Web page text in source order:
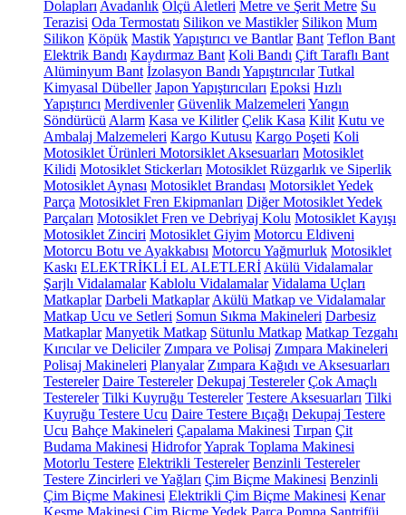
Dolapları Avadanlık Ölçü Aletleri Metre ve Şerit Metre Su
Terazisi Oda Termostatı Silikon ve Mastikler Silikon Mum
Silikon Köpük MastikYapıştırıcı ve Bantlar Bant Teflon Bant
Elektrik Bandı Kaydırmaz Bant Koli Bandı Çift Taraflı Bant
Alüminyum Bant İzolasyon Bandı Yapıştırıcılar Tutkal
Kimyasal Dübeller Japon Yapıştırıcıları Epoksi Hızlı
Yapıştırıcı Merdivenler Güvenlik Malzemeleri Yangın
Söndürücü Alarm Kasa ve Kilitler Çelik Kasa Kilit Kutu ve
Ambalaj Malzemeleri Kargo Kutusu Kargo Poşeti Koli
Motosiklet Ürünleri Motorsiklet Aksesuarları Motosiklet
Kilidi Motosiklet Stickerları Motosiklet Rüzgarlık ve Siperlik
Motosiklet Aynası Motosiklet Brandası Motorsiklet Yedek
Parça Motosiklet Fren Ekipmanları Diğer Motosiklet Yedek
Parçaları Motosiklet Fren ve Debriyaj Kolu Motosiklet Kayışı
Motosiklet Zinciri Motosiklet Giyim Motorcu Eldiveni
Motorcu Botu ve Ayakkabısı Motorcu Yağmurluk Motosiklet
Kaskı ELEKTRİKLİ EL ALETLERİ Akülü Vidalamalar
Şarjlı Vidalamalar Kablolu Vidalamalar Vidalama Uçları
Matkaplar Darbeli Matkaplar Akülü Matkap ve Vidalamalar
Matkap Ucu ve Setleri Somun Sıkma Makineleri Darbesiz
Matkaplar Manyetik Matkap Sütunlu Matkap Matkap Tezgahı
Kırıcılar ve Deliciler Zımpara ve Polisaj Zımpara Makineleri
Polisaj Makineleri Planyalar Zımpara Kağıdı ve Aksesuarları
Testereler Daire Testereler Dekupaj Testereler Çok Amaçlı
Testereler Tilki Kuyruğu Testereler Testere Aksesuarları Tilki
Kuyruğu Testere Ucu Daire Testere Bıçağı Dekupaj Testere
Ucu Bahçe Makineleri Çapalama Makinesi Tırpan Çit
Budama Makinesi HidroforYaprak Toplama Makinesi
Motorlu Testere Elektrikli Testereler Benzinli Testereler
Testere Zincirleri ve Yağları Çim Biçme Makinesi Benzinli
Çim Biçme Makinesi Elektrikli Çim Biçme Makinesi Kenar
Kesme Makinesi Çim Biçme Yedek Parça Pompa Santrifüj